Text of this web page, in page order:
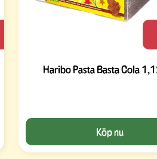
Haribo Pasta Basta Cola
Köp nu